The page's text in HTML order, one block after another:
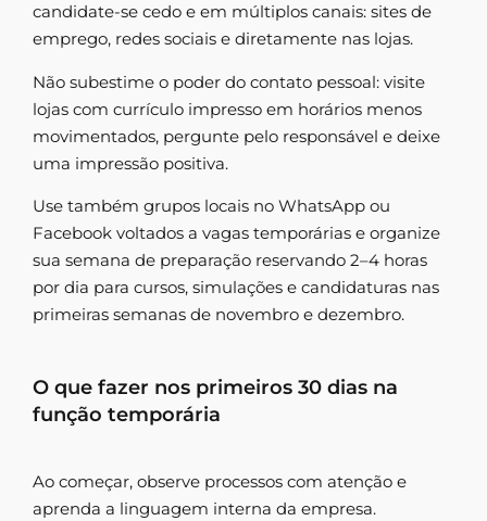
candidate-se cedo e em múltiplos canais: sites de
emprego, redes sociais e diretamente nas lojas.
Não subestime o poder do contato pessoal: visite
lojas com currículo impresso em horários menos
movimentados, pergunte pelo responsável e deixe
uma impressão positiva.
Use também grupos locais no WhatsApp ou
Facebook voltados a vagas temporárias e organize
sua semana de preparação reservando 2–4 horas
por dia para cursos, simulações e candidaturas nas
primeiras semanas de novembro e dezembro.
O que fazer nos primeiros 30 dias na
função temporária
Ao começar, observe processos com atenção e
aprenda a linguagem interna da empresa.